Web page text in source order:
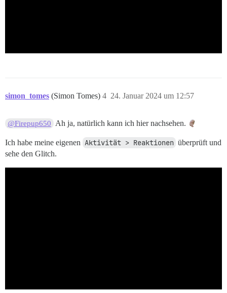
simon_tomes (Simon Tomes) 24. Januar 2024 um 12:57
4
@Firepup650 Ah ja, natürlich kann ich hier nachsehen.
Ich habe meine eigenen Aktivität > Reaktionen überprüft und
sehe den Glitch.